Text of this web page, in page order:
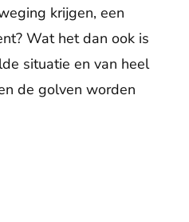
krijgen, een
Wat het dan ook is
situatie en van heel
de golven worden